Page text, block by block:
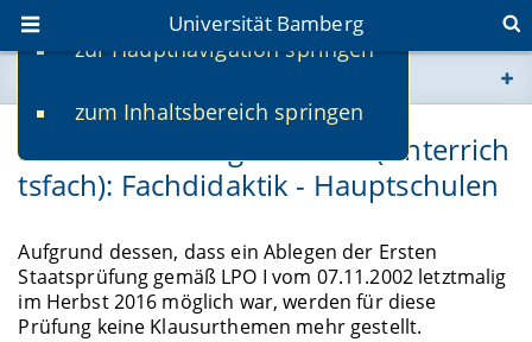
zur Hauptnavigation springen
zum Inhaltsbereich springen
Universität Bamberg
www.uni-bamberg.de
univis.uni-bamberg.de
fis.uni-bamberg.de
Katholische Religionslehre (Unterrich
tsfach): Fachdidaktik - Hauptschulen
Aufgrund dessen, dass ein Ablegen der Ersten
Staatsprüfung gemäß LPO I vom 07.11.2002 letztmalig
im Herbst 2016 möglich war, werden für diese
Prüfung keine Klausurthemen mehr gestellt.